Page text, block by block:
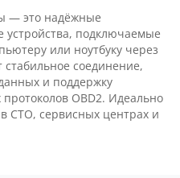
— это надёжные
устройства, подключаемые
или ноутбуку через
соединение,
и поддержку
OBD2. Идеально
СТО, сервисных центрах и